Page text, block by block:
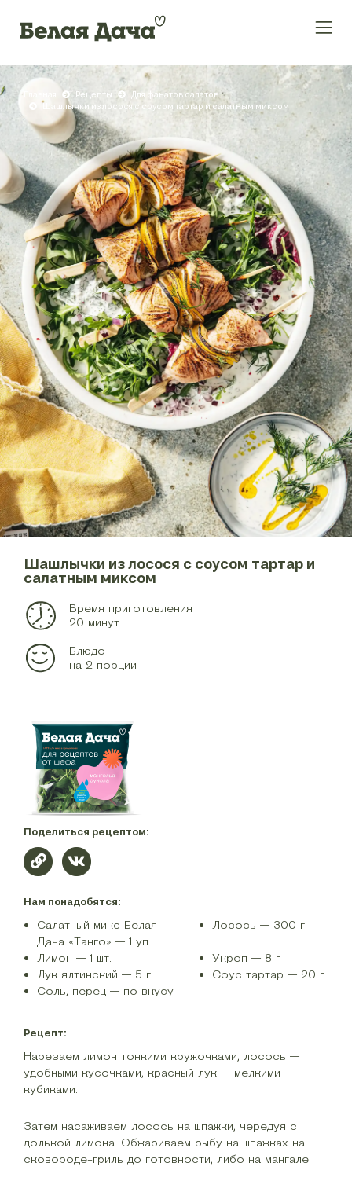
Рецепты
Для фанатов салатов
Шашлычки из лосося с соусом тартар и салатным миксом
Шашлычки из лосося с соусом тартар и
салатным миксом
Время приготовления
20 минут
Блюдо
на 2 порции
Поделиться рецептом:
Нам понадобятся:
Салатный микс Белая
Дача «Танго» — 1 уп.
Лосось — 300 г
Лимон — 1 шт.
Укроп — 8 г
Лук ялтинский — 5 г
Соус тартар — 20 г
Соль, перец — по вкусу
Рецепт:
Нарезаем лимон тонкими кружочками, лосось —
удобными кусочками, красный лук — мелкими
кубиками.
Затем насаживаем лосось на шпажки, чередуя с
долькой лимона. Обжариваем рыбу на шпажках на
сковороде-гриль до готовности, либо на мангале.